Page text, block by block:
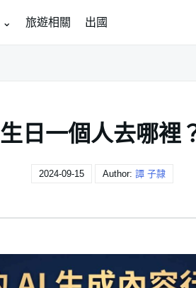
旅遊相關 出國
生日一個人去哪裡
2024-09-15 Author: 譚 子隷